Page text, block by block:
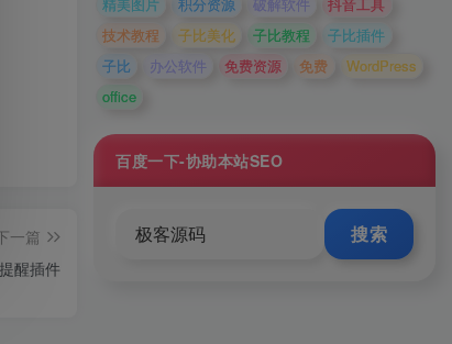
一篇
醒插件
精美图片
积分资源 破解软件
抖音工具
技术教程
子比美化 子比教程
子比插件
子比
办公软件 免费资源 免费
WordPress
office
百度一下-协助本站SEO
搜索